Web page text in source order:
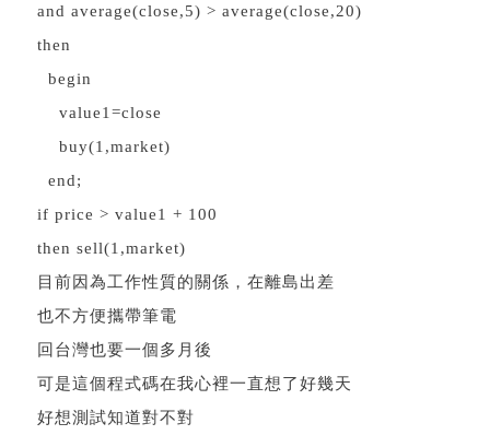
and average(close,5) > average(close,20)
then
begin
value1=close
buy(1,market)
end;
if price > value1 + 100
then sell(1,market)
目前因為工作性質的關係，在離島出差
也不方便攜帶筆電
回台灣也要一個多月後
可是這個程式碼在我心裡一直想了好幾天
好想測試知道對不對